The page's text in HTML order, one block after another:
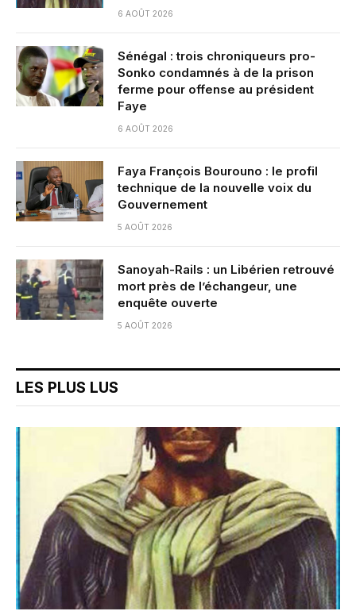
6 AOÛT 2026
Sénégal : trois chroniqueurs pro-
Sonko condamnés à de la prison
ferme pour offense au président
Faye
6 AOÛT 2026
Faya François Bourouno : le profil
technique de la nouvelle voix du
Gouvernement
5 AOÛT 2026
Sanoyah-Rails : un Libérien retrouvé
mort près de l’échangeur, une
enquête ouverte
5 AOÛT 2026
LES PLUS LUS